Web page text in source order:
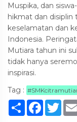
Muspika, dan
hikmat dan
keselamatan dan
Indonesia.
Mutiara tahun ini
tidak hanya
inspirasi.
Tag :
SambungFacebook